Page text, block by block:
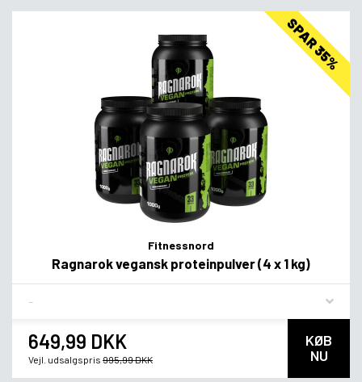
SPAR 35%
Fitnessnord
Ragnarok vegansk proteinpulver (4 x 1 kg)
649,99 DKK
Vejl. udsalgspris 995,99 DKK
KØB
NU